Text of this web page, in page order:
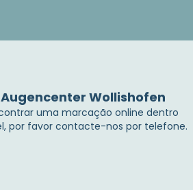
Wollishofen
uma marcação online dentro
por favor contacte-nos por telefone.